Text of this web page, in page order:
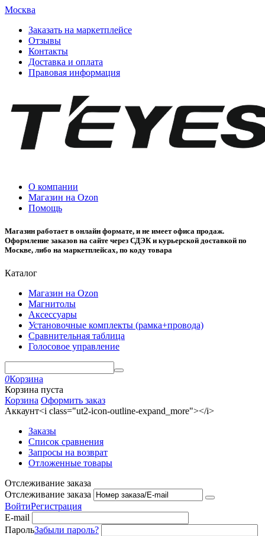
Москва
Заказать на маркетплейсе
Отзывы
Контакты
Доставка и оплата
Правовая информация
О компании
Магазин на Ozon
Помощь
Магазин работает в онлайн формате, и не имеет офиса продаж.
Оформление заказов на сайте через СДЭК и курьерской доставкой по
Москве, либо на маркетплейсах, по коду товара
Каталог
Магазин на Ozon
Магнитолы
Аксессуары
Установочные комплекты (рамка+провода)
Сравнительная таблица
Голосовое управление
0Корзина
Корзина пуста
Корзина Оформить заказ
Аккаунт<i class="ut2-icon-outline-expand_more"></i>
Заказы
Список сравнения
Запросы на возврат
Отложенные товары
Отслеживание заказа
Отслеживание заказа
ВойтиРегистрация
E-mail
ПарольЗабыли пароль?